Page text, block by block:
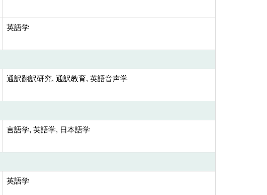
英語学
通訳翻訳研究, 通訳教育, 英語音声学
言語学, 英語学, 日本語学
英語学